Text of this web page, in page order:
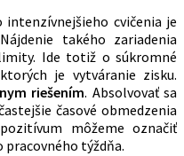
cvičenia je
takého zariadenia
Ide totiž o súkromné
je vytváranie zisku.
riešením. Absolvovať sa
časové obmedzenia
môžeme označiť
pracovného týždňa.